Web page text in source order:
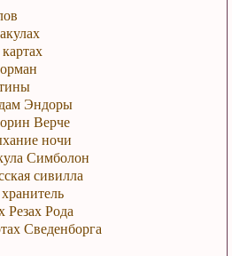
Эндоры
Верче
ночи
Симболон
сивилла
Резах Рода
Сведенборга